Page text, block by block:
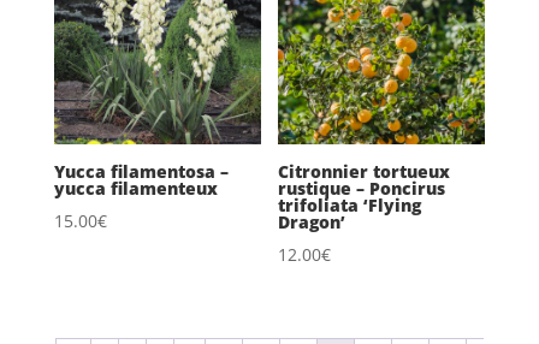
Yucca filamentosa –
yucca filamenteux
15.00€
Citronnier tortueux
rustique – Poncirus
trifoliata ‘Flying
Dragon’
12.00€